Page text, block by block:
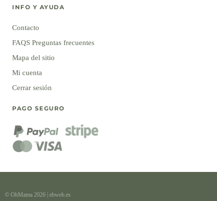
INFO Y AYUDA
Contacto
FAQS Preguntas frecuentes
Mapa del sitio
Mi cuenta
Cerrar sesión
PAGO SEGURO
© OhMama 2026 ebweb.es